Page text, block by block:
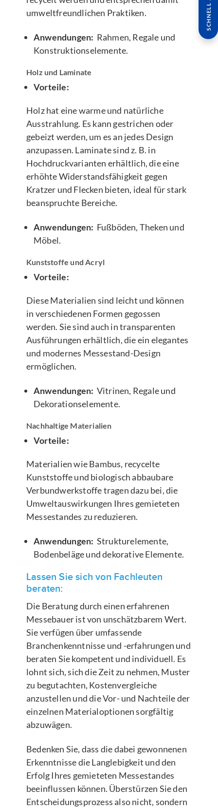
umweltfreundlichen Praktiken.
Anwendungen: Rahmen, Regale und
Konstruktionselemente.
Holz und Laminate
Vorteile:
Holz hat eine warme und natürliche
Ausstrahlung. Es kann gestrichen oder
gebeizt werden, um es an jedes Design
anzupassen. Laminate sind z. B. in
Hochdruckvarianten erhältlich, die eine
erhöhte Widerstandsfähigkeit gegen
Kratzer und Flecken bieten, ideal für stark
beanspruchte Bereiche.
Anwendungen: Fußböden, Theken und
Möbel.
Kunststoffe und Acryl
Vorteile:
Diese Materialien sind leicht und können
in verschiedenen Formen gegossen
werden. Sie sind auch in transparenten
Ausführungen erhältlich, die ein elegantes
und modernes Messestand-Design
ermöglichen.
Anwendungen: Vitrinen, Regale und
Dekorationselemente.
Nachhaltige Materialien
Vorteile:
Materialien wie Bambus, recycelte
Kunststoffe und biologisch abbaubare
Verbundwerkstoffe tragen dazu bei, die
Umweltauswirkungen Ihres gemieteten
Messestandes zu reduzieren.
Anwendungen: Strukturelemente,
Bodenbeläge und dekorative Elemente.
Lassen Sie sich von Fachleuten
beraten:
Die Beratung durch einen erfahrenen
Messebauer ist von unschätzbarem Wert.
Sie verfügen über umfassende
Branchenkenntnisse und -erfahrungen und
beraten Sie kompetent und individuell. Es
lohnt sich, sich die Zeit zu nehmen, Muster
zu begutachten, Kostenvergleiche
anzustellen und die Vor- und Nachteile der
einzelnen Materialoptionen sorgfältig
abzuwägen.
Bedenken Sie, dass die dabei gewonnenen
Erkenntnisse die Langlebigkeit und den
Erfolg Ihres gemieteten Messestandes
beeinflussen können. Überstürzen Sie den
Entscheidungsprozess also nicht, sondern